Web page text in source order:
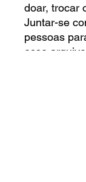
doar, trocar
Juntar-se
pessoas
esse arquivo